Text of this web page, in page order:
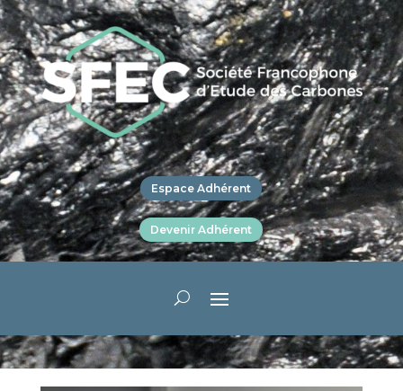
Espace Adhérent
Devenir Adhérent